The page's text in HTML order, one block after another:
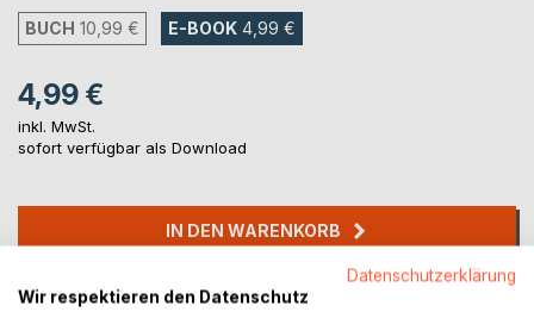
BUCH 10,99 € E-BOOK 4,99 €
4,99 €
inkl. MwSt.
sofort verfügbar als Download
IN DEN WARENKORB
Auf die Merkliste
Datenschutzerklärung
Wir respektieren den Datenschutz